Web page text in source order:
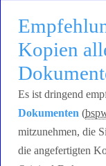
Kopien
Es ist dringend
Dokumenten (
mitzunehmen, die
die angefertigten